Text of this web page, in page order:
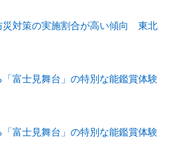
災対策の実施割合が高い傾向 東北
富士見舞台」の特別な能鑑賞体験
富士見舞台」の特別な能鑑賞体験